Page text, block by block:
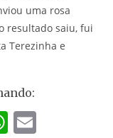
uma rosa
resultado saiu, fui
Terezinha e
W